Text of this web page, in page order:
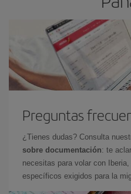
Preguntas
¿Tienes dudas? Consulta
sobre documentación: te
necesitas para volar con
específicos exigidos para la